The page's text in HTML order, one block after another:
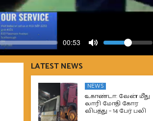
Current
00:53
Mute
Volume
LATEST NEWS
NEWS
உகாண்டா: வேன் மீது
லாரி மோதி கோர
விபத்து – 14 பேர் பலி